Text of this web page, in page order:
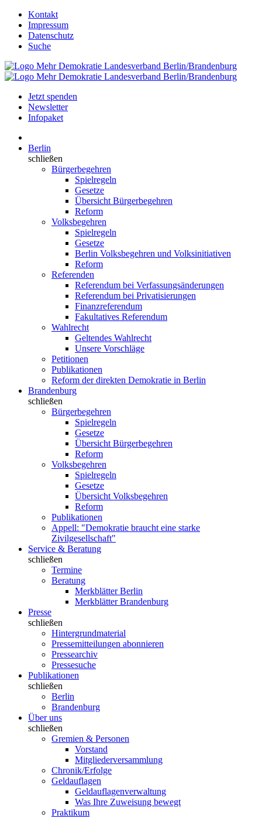
Kontakt
Impressum
Datenschutz
Suche
Jetzt spenden
Newsletter
Infopaket
Berlin
schließen
Bürgerbegehren
Spielregeln
Gesetze
Übersicht Bürgerbegehren
Reform
Volksbegehren
Spielregeln
Gesetze
Berlin Volksbegehren und Volksinitiativen
Reform
Referenden
Referendum bei Verfassungsänderungen
Referendum bei Privatisierungen
Finanzreferendum
Fakultatives Referendum
Wahlrecht
Geltendes Wahlrecht
Unsere Vorschläge
Petitionen
Publikationen
Reform der direkten Demokratie in Berlin
Brandenburg
schließen
Bürgerbegehren
Spielregeln
Gesetze
Übersicht Bürgerbegehren
Reform
Volksbegehren
Spielregeln
Gesetze
Übersicht Volksbegehren
Reform
Publikationen
Appell: "Demokratie braucht eine starke
Zivilgesellschaft"
Service & Beratung
schließen
Termine
Beratung
Merkblätter Berlin
Merkblätter Brandenburg
Presse
schließen
Hintergrundmaterial
Pressemitteilungen abonnieren
Pressearchiv
Pressesuche
Publikationen
schließen
Berlin
Brandenburg
Über uns
schließen
Gremien & Personen
Vorstand
Mitgliederversammlung
Chronik/Erfolge
Geldauflagen
Geldauflagenverwaltung
Was Ihre Zuweisung bewegt
Praktikum